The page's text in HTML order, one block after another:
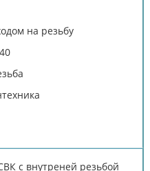
на резьбу
с внутреней резьбой